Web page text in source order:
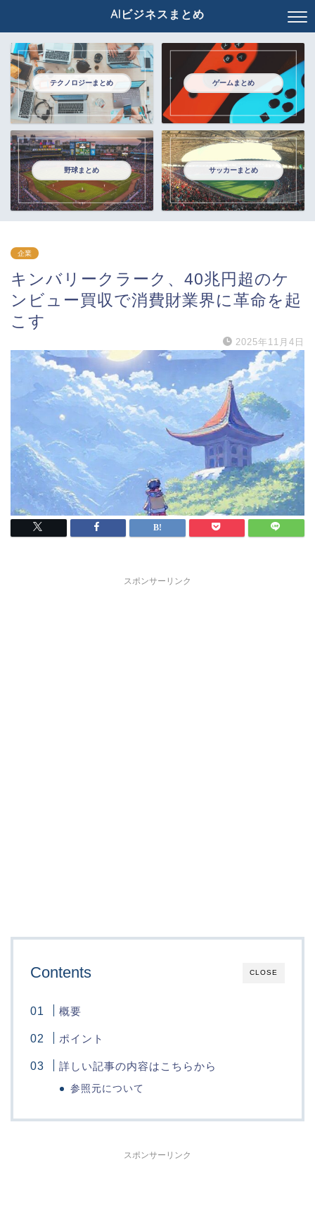
AIビジネスまとめ
テクノロジーまとめ ゲームまとめ
野球まとめ サッカーまとめ
企業
キンバリークラーク、40兆円超のケ
ンビュー買収で消費財業界に革命を起
こす
2025年11月4日
スポンサーリンク
CLOSE
Contents
概要
ポイント
詳しい記事の内容はこちらから
参照元について
スポンサーリンク